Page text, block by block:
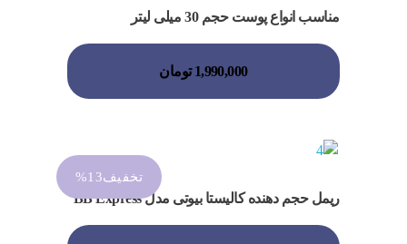
مناسب انواع پوست حجم 30 میلی لیتر
1,990,000 تومان
تخفیف13%
ریمل حجم دهنده کالیستا بیوتی مدل BB Express